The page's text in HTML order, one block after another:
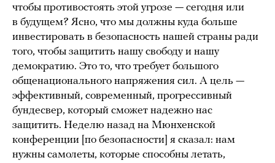
чтобы противостоять этой угрозе — сегодня или
в будущем? Ясно, что мы должны куда больше
инвестировать в безопасность нашей страны ради
того, чтобы защитить нашу свободу и нашу
демократию. Это то, что требует большого
общенационального напряжения сил. А цель —
эффективный, современный, прогрессивный
бундесвер, который сможет надежно нас
защитить. Неделю назад на Мюнхенской
конференции [по безопасности] я сказал: нам
нужны самолеты, которые способны летать,